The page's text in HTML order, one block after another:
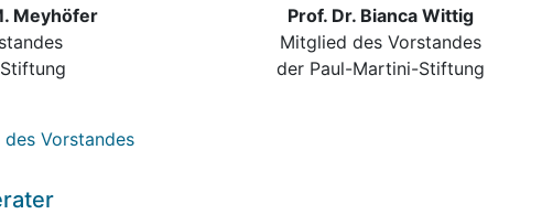
Meyhöfer
Prof. Dr. Bianca Wittig
Mitglied des Vorstandes
der Paul-Martini-Stiftung
des Vorstandes